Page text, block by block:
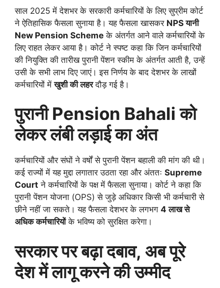
साल 2025 में देशभर के सरकारी कर्मचारियों के लिए सुप्रीम कोर्ट
ने ऐतिहासिक फैसला सुनाया है। यह फैसला खासकर NPS यानी
New Pension Scheme के अंतर्गत आने वाले कर्मचारियों के
लिए राहत लेकर आया है। कोर्ट ने स्पष्ट कहा कि जिन कर्मचारियों
की नियुक्ति की तारीख पुरानी पेंशन स्कीम के अंतर्गत आती है, उन्हें
उसी के सभी लाभ दिए जाएं। इस निर्णय के बाद देशभर के लाखों
कर्मचारियों मेंखुशी की लहरदौड़ गई है।
पुरानी Pension Bahali को
लेकर लंबी लड़ाई का अंत
कर्मचारियों और संघों ने वर्षों से पुरानी पेंशन बहाली की मांग की थी।
कई राज्यों में यह मुद्दा लगातार उठता रहा और अंततः Supreme
Court ने कर्मचारियों के पक्ष में फैसला सुनाया। कोर्ट ने कहा कि
पुरानी पेंशन योजना (OPS) से जुड़े अधिकार किसी भी कर्मचारी से
छीने नहीं जा सकते। यह फैसला देशभर के लगभग 4 लाख से
अधिक कर्मचारियोंके भविष्य को सुरक्षित करेगा।
सरकार पर बढ़ा दबाव, अब पूरे
देश में लागू करने की उम्मीद